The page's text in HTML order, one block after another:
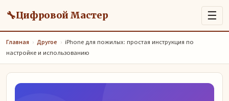
🔧Цифровой Мастер ☰
Главная › Другое › iPhone для пожилых: простая инструкция по
настройке и использованию